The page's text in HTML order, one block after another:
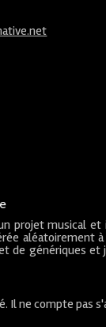
projet musical et
aléatoirement
de génériques et
Il ne compte pas